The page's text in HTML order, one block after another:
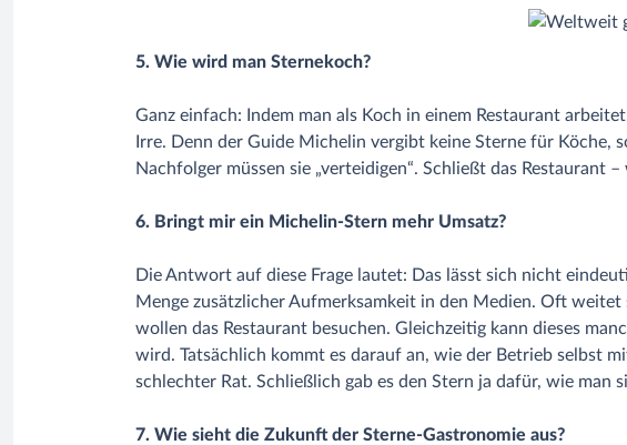
5. Wie wird man Sternekoch?
Ganz einfach: Indem man als Koch in einem Restaurant
Irre. Denn der Guide Michelin vergibt keine Sterne für Köche,
Nachfolger müssen sie „verteidigen“. Schließt das
6. Bringt mir ein Michelin-Stern mehr Umsatz?
Die Antwort auf diese Frage lautet: Das lässt sich nicht
Menge zusätzlicher Aufmerksamkeit in den Medien. Oft
wollen das Restaurant besuchen. Gleichzeitig kann dieses
wird. Tatsächlich kommt es darauf an, wie der Betrieb selbst
schlechter Rat. Schließlich gab es den Stern ja dafür, wie man
7. Wie sieht die Zukunft der Sterne-Gastronomie aus?